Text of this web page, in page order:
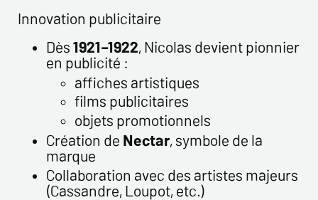
Innovation publicitaire
Dès1921–1922, Nicolas devient pionnier
en publicité :
affiches artistiques
films publicitaires
objets promotionnels
Création de Nectar, symbole de la
marque
Collaboration avec des artistes majeurs
(Cassandre, Loupot, etc.)